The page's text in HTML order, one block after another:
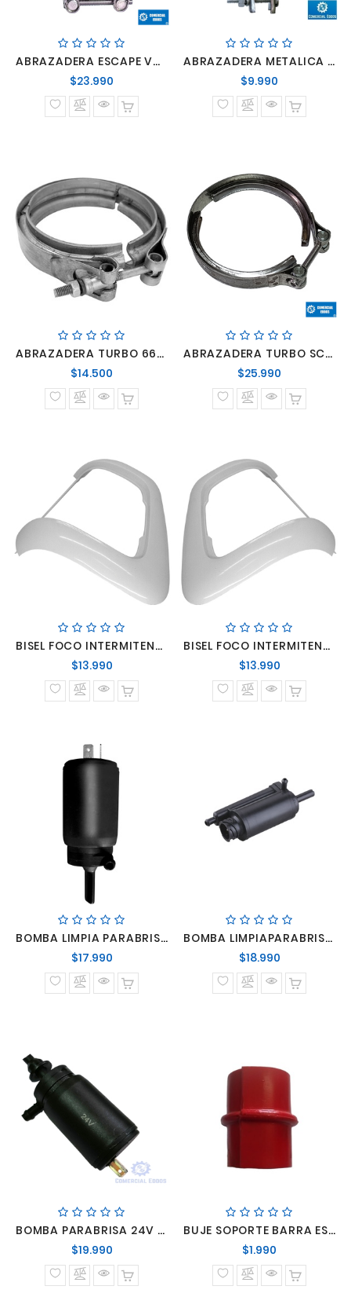
ABRAZADERA ESCAPE VW CONSTELATION/CONSTELLATION 3"1/2
$23.990
normal
ABRAZADERA METALICA TURBINA 98MM
$9.990
normal
ABRAZADERA TURBO 66-77 MM
$14.500
normal
ABRAZADERA TURBO SCANIA S4 S5 PGR/PGRT
$25.990
normal
BISEL FOCO INTERMITENTE DELANTERO DERECHO MERCEDES BENZ L1618
$13.990Precio
normal
BISEL FOCO INTERMITENTE DELANTERO IZQUIERDO MERCEDES BENZ L1618
$13.990Precio
normal
BOMBA LIMPIA PARABRISAS 12V TODOS
$17.990Precio
normal
BOMBA LIMPIAPARABRISAS MERCEDES BENZ ATEGO 24V
$18.990Precio
normal
BOMBA PARABRISA 24V TODOS
$19.990Precio
normal
BUJE SOPORTE BARRA ESTABILIZADORA TRASERA 712 / 812 / 814 / 914 / 915
$1.990
normal